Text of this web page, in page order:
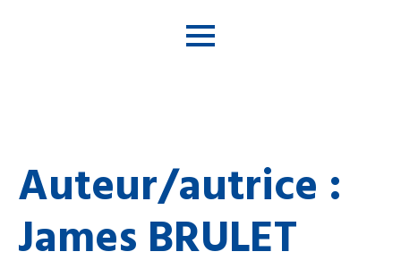
Auteur/autrice :
James BRULET